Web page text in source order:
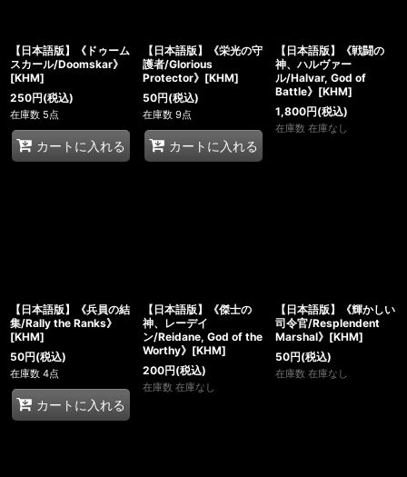
【日本語版】《ドゥーム
スカール/Doomskar》
[KHM]
250円(税込)
在庫数 5点
カートに入れる
【日本語版】《栄光の守
護者/Glorious
Protector》[KHM]
50円(税込)
在庫数 9点
カートに入れる
【日本語版】《戦闘の
神、ハルヴァー
ル/Halvar, God of
Battle》[KHM]
1,800円(税込)
在庫数 在庫なし
【日本語版】《兵員の結
集/Rally the Ranks》
[KHM]
50円(税込)
在庫数 4点
カートに入れる
【日本語版】《傑士の
神、レーデイ
ン/Reidane, God of the
Worthy》[KHM]
200円(税込)
在庫数 在庫なし
【日本語版】《輝かしい
司令官/Resplendent
Marshal》[KHM]
50円(税込)
在庫数 在庫なし